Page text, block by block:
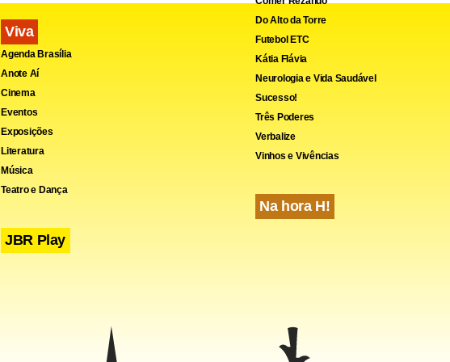
brasileiras no arsenal do crime. Entre 1982 e 2003,ampoule
das quais 87% foram produzidas em fábricas brasileiras. São
Viva
Agenda Brasília
Anote Aí
Cinema
Eventos
Exposições
Literatura
Música
Teatro e Dança
JBR Play
Do Alto da Torre
Futebol ETC
Kátia Flávia
Neurologia e Vida Saudável
Sucesso!
Três Poderes
Verbalize
Vinhos e Vivências
Na hora H!